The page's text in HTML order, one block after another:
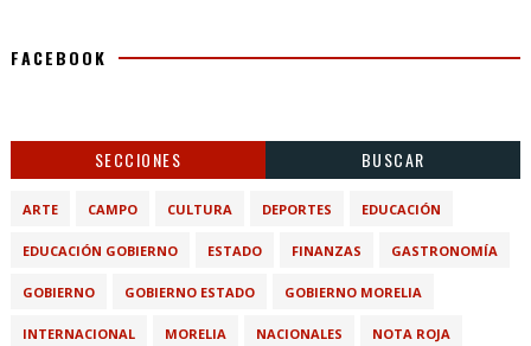
FACEBOOK
SECCIONES BUSCAR
ARTE CAMPO CULTURA DEPORTES EDUCACIÓN
EDUCACIÓN GOBIERNO ESTADO FINANZAS GASTRONOMÍA
GOBIERNO GOBIERNO ESTADO GOBIERNO MORELIA
INTERNACIONAL MORELIA NACIONALES NOTA ROJA